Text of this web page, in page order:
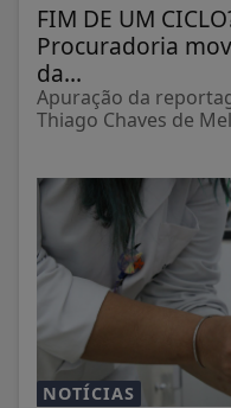
FIM DE UM
Procuradoria
da...
Apuração da
Thiago Chaves de
NOTÍCIAS